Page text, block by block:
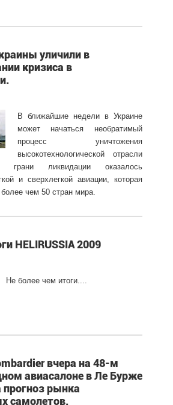
уличили в
кризиса в
В ближайшие недели в Украине
может начаться необратимый
процесс уничтожения
высокотехнологической отрасли
грани ликвидации оказалось
и сверхлегкой авиации, которая
более чем 50 стран мира.
HELIRUSSIA 2009
Не более чем итоги....
вчера на 48-м
авиасалоне в Ле Бурже
прогноз рынка
самолетов.